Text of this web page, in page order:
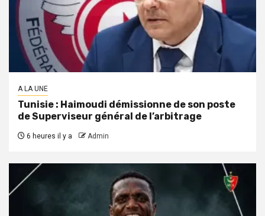
A LA UNE
Tunisie : Haimoudi démissionne de son poste
de Superviseur général de l’arbitrage
6 heures il y a Admin